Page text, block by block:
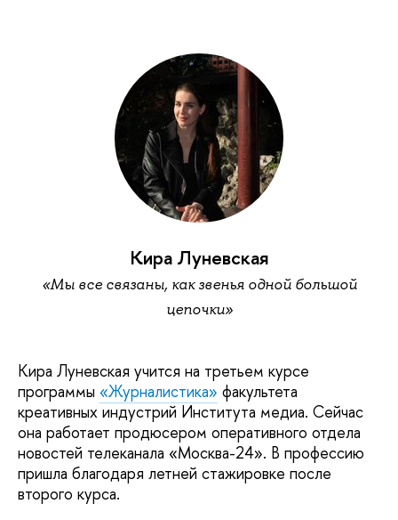
Кира Луневская
«Мы все связаны, как звенья одной большой
цепочки»
Кира Луневская учится на третьем курсе
программы «Журналистика» факультета
креативных индустрий Института медиа. Сейчас
она работает продюсером оперативного отдела
новостей телеканала «Москва-24». В профессию
пришла благодаря летней стажировке после
второго курса.